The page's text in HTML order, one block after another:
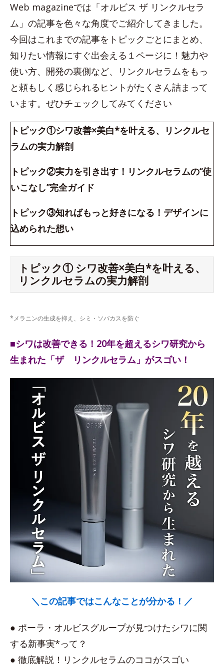
Web magazineでは「オルビス ザ リンクルセラ
ム」の記事を色々な角度でご紹介してきました。
今回はこれまでの記事をトピックごとにまとめ、
知りたい情報にすぐ出会える１ページに！魅力や
使い方、開発の裏側など、リンクルセラムをもっ
と頼もしく感じられるヒントがたくさん詰まって
います。ぜひチェックしてみてください
トピック①シワ改善×美白*を叶える、リンクルセ
ラムの実力解剖
トピック②実力を引き出す！リンクルセラムの“使
いこなし”完全ガイド
トピック③知ればもっと好きになる！デザインに
込められた想い
トピック① シワ改善×美白*を叶える、
リンクルセラムの実力解剖
*メラニンの生成を抑え、シミ・ソバカスを防ぐ
■シワは改善できる！20年を超えるシワ研究から
生まれた「ザ リンクルセラム」がスゴい！
＼この記事ではこんなことが分かる！／
● ポーラ・オルビスグループが見つけたシワに関
する新事実*って？
● 徹底解説！リンクルセラムのココがスゴい